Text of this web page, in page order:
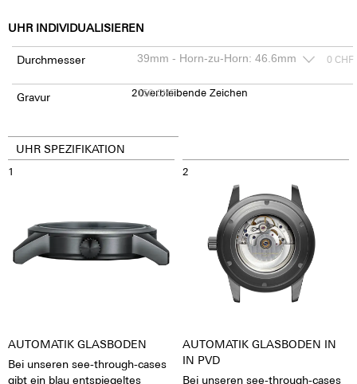
UHR INDIVIDUALISIEREN
Durchmesser 0 CHF
Gravur 150CHF
20verbleibende Zeichen
UHR SPEZIFIKATION
1
AUTOMATIK GLASBODEN
Bei unseren see-through-cases
gibt ein blau entspiegeltes
2
AUTOMATIK GLASBODEN IN
IN PVD
Bei unseren see-through-cases